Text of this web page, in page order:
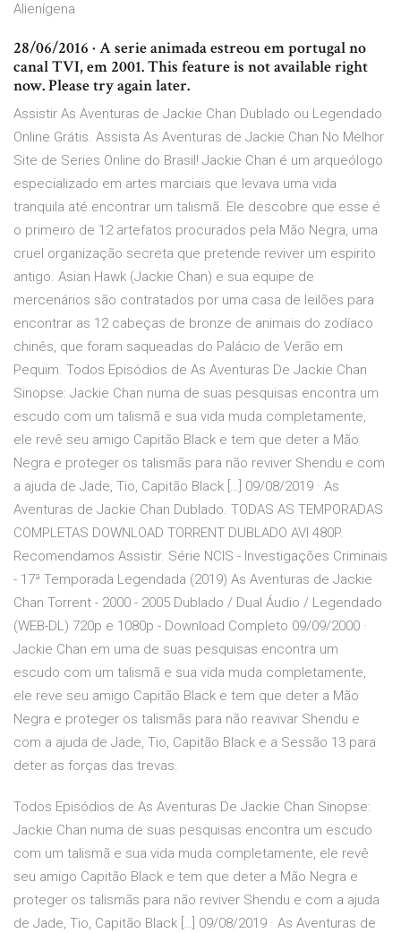
Alienígena
28/06/2016 · A serie animada estreou em portugal no
canal TVI, em 2001. This feature is not available right
now. Please try again later.
Assistir As Aventuras de Jackie Chan Dublado ou Legendado
Online Grátis. Assista As Aventuras de Jackie Chan No Melhor
Site de Series Online do Brasil! Jackie Chan é um arqueólogo
especializado em artes marciais que levava uma vida
tranquila até encontrar um talismã. Ele descobre que esse é
o primeiro de 12 artefatos procurados pela Mão Negra, uma
cruel organização secreta que pretende reviver um espirito
antigo. Asian Hawk (Jackie Chan) e sua equipe de
mercenários são contratados por uma casa de leilões para
encontrar as 12 cabeças de bronze de animais do zodíaco
chinês, que foram saqueadas do Palácio de Verão em
Pequim. Todos Episódios de As Aventuras De Jackie Chan
Sinopse: Jackie Chan numa de suas pesquisas encontra um
escudo com um talismã e sua vida muda completamente,
ele revê seu amigo Capitão Black e tem que deter a Mão
Negra e proteger os talismãs para não reviver Shendu e com
a ajuda de Jade, Tio, Capitão Black […] 09/08/2019 · As
Aventuras de Jackie Chan Dublado. TODAS AS TEMPORADAS
COMPLETAS DOWNLOAD TORRENT DUBLADO AVI 480P.
Recomendamos Assistir. Série NCIS - Investigações Criminais
- 17ª Temporada Legendada (2019) As Aventuras de Jackie
Chan Torrent - 2000 - 2005 Dublado / Dual Áudio / Legendado
(WEB-DL) 720p e 1080p - Download Completo 09/09/2000 ·
Jackie Chan em uma de suas pesquisas encontra um
escudo com um talismã e sua vida muda completamente,
ele reve seu amigo Capitão Black e tem que deter a Mão
Negra e proteger os talismãs para não reavivar Shendu e
com a ajuda de Jade, Tio, Capitão Black e a Sessão 13 para
deter as forças das trevas.
Todos Episódios de As Aventuras De Jackie Chan Sinopse:
Jackie Chan numa de suas pesquisas encontra um escudo
com um talismã e sua vida muda completamente, ele revê
seu amigo Capitão Black e tem que deter a Mão Negra e
proteger os talismãs para não reviver Shendu e com a ajuda
de Jade, Tio, Capitão Black […] 09/08/2019 · As Aventuras de